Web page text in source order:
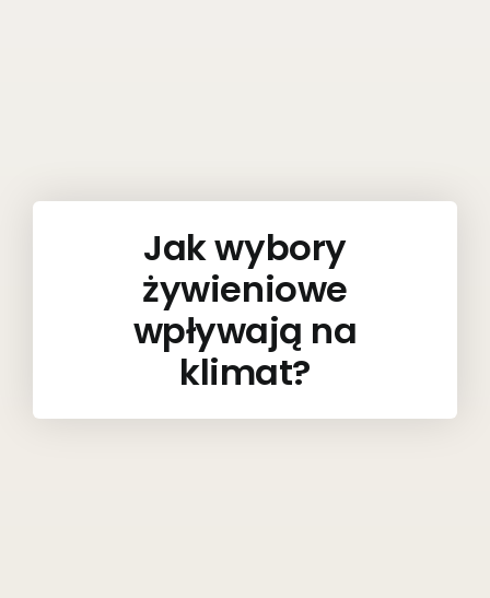
Jak wybory
żywieniowe
wpływają na
klimat?